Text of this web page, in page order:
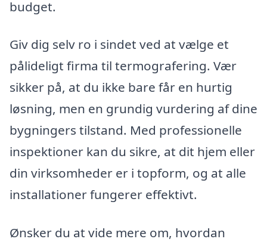
budget.
Giv dig selv ro i sindet ved at vælge et
pålideligt firma til termografering. Vær
sikker på, at du ikke bare får en hurtig
løsning, men en grundig vurdering af dine
bygningers tilstand. Med professionelle
inspektioner kan du sikre, at dit hjem eller
din virksomheder er i topform, og at alle
installationer fungerer effektivt.
Ønsker du at vide mere om, hvordan